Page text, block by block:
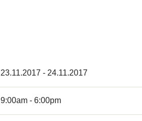
23.11.2017 - 24.11.2017
9:00am - 6:00pm